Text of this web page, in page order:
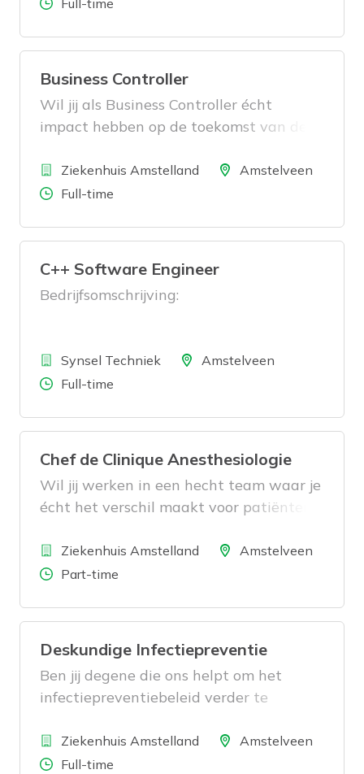
Full-time
Business Controller
Wil jij als Business Controller écht
impact hebben op de toekomst van de
Amstelland vertaal je cijfers naar
inzichten, adviseer je over strategische
toekomstbestendige zorg. Lees snel
BedrijfZiekenhuis Amstelland LocatieAmstelveen
Aantal uren
Full-time
C++ Software Engineer
Bedrijfsomschrijving:
BedrijfSynsel Techniek LocatieAmstelveen
Aantal uren
Full-time
Chef de Clinique Anesthesiologie
Wil jij werken in een hecht team waar je
écht het verschil maakt voor patiënten
de vakgroep Anesthesiologie van MMSB
Amstelland per 1 september (later is
ambitieuze Chef de Clinique
BedrijfZiekenhuis Amstelland LocatieAmstelveen
Aantal uren
Part-time
Deskundige Infectiepreventie
Ben jij degene die ons helpt om het
infectiepreventiebeleid verder te
maken we graag kennis met jou!
BedrijfZiekenhuis Amstelland LocatieAmstelveen
Aantal uren
Full-time